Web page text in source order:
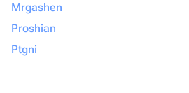
Mrgashen
Proshian
Ptgni